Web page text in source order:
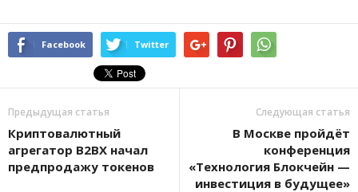
Facebook Twitter
Предыдущая статья
Криптовалютный
агрегатор B2BX начал
предпродажу токенов
Следующая статья
В Москве пройдёт
конференция
«Технология Блокчейн —
инвестиция в будущее»